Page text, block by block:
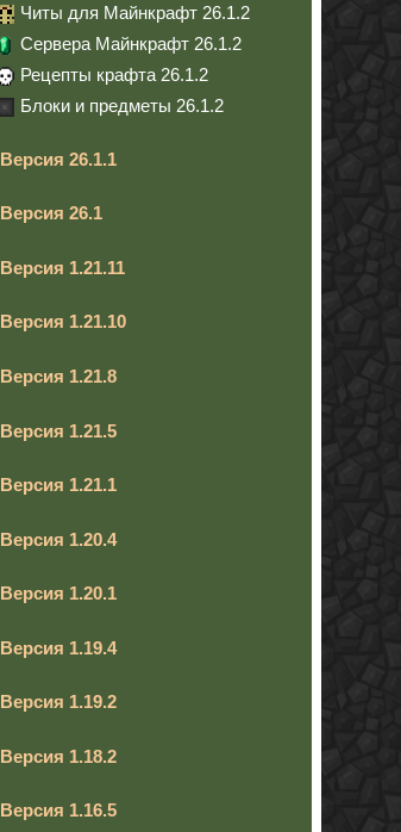
Читы для Майнкрафт 26.1.2
Сервера Майнкрафт 26.1.2
Рецепты крафта 26.1.2
Блоки и предметы 26.1.2
Версия 26.1.1
Версия 26.1
Версия 1.21.11
Версия 1.21.10
Версия 1.21.8
Версия 1.21.5
Версия 1.21.1
Версия 1.20.4
Версия 1.20.1
Версия 1.19.4
Версия 1.19.2
Версия 1.18.2
Версия 1.16.5